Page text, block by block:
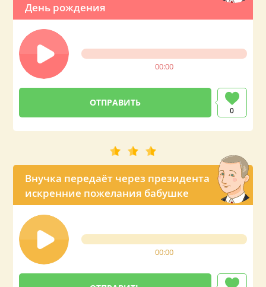
День рождения
00:00
0
Внучка передаёт через президента
искренние пожелания бабушке
00:00